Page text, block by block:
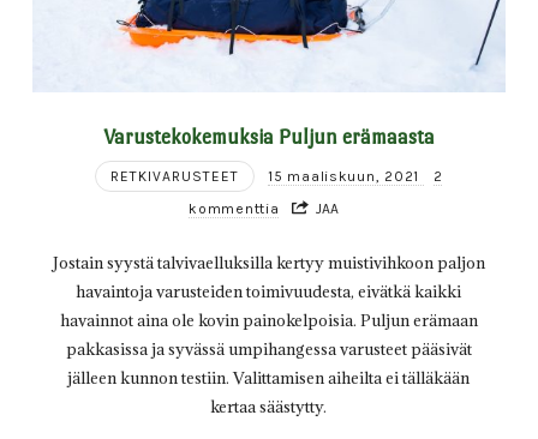
Varustekokemuksia Puljun erämaasta
RETKIVARUSTEET 15 maaliskuun, 2021
2
kommenttia
JAA
Jostain syystä talvivaelluksilla kertyy muistivihkoon paljon
havaintoja varusteiden toimivuudesta, eivätkä kaikki
havainnot aina ole kovin painokelpoisia. Puljun erämaan
pakkasissa ja syvässä umpihangessa varusteet pääsivät
jälleen kunnon testiin. Valittamisen aiheilta ei tälläkään
kertaa säästytty.